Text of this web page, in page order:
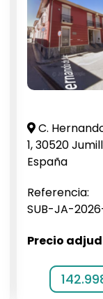
C.
1, 30520
España
Referencia:
SUB-JA-
Precio